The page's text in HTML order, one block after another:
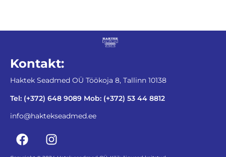
Kontakt:
Haktek Seadmed OÜ Töökoja 8, Tallinn 10138
Tel: (+372) 648 9089 Mob: (+372) 53 44 8812
info@haktekseadmed.ee